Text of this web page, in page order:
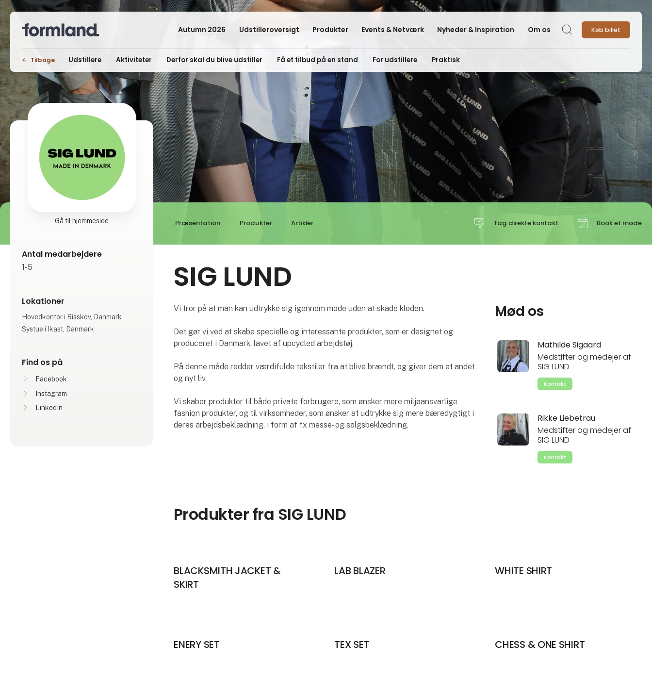
Autumn 2026 Udstilleroversigt Produkter Events & Netværk Nyheder & Inspiration Om os Søg Køb billet
Tilbage Udstillere Aktiviteter Derfor skal du blive udstiller Få et tilbud på en stand For udstillere Praktisk
Præsentation Produkter Artikler Tag direkte kontakt Book et møde
Gå til hjemmeside
Antal medarbejdere
1-5
Lokationer
Hovedkontor i Risskov, Danmark
Systue i Ikast, Danmark
Find os på
Facebook
Instagram
LinkedIn
SIG LUND
Vi tror på at man kan udtrykke sig igennem mode uden at skade kloden.
Det gør vi ved at skabe specielle og interessante produkter, som er designet og
produceret i Danmark, lavet af upcycled arbejdstøj.
På denne måde redder værdifulde tekstiler fra at blive brændt, og giver dem et andet
og nyt liv.
Vi skaber produkter til både private forbrugere, som ønsker mere miljøansvarlige
fashion produkter, og til virksomheder, som ønsker at udtrykke sig mere bæredygtigt i
deres arbejdsbeklædning, i form af fx messe- og salgsbeklædning.
Mød os
Mathilde Sigaard
Medstifter og medejer af
SIG LUND
Kontakt
Rikke Liebetrau
Medstifter og medejer af
SIG LUND
Kontakt
Produkter fra SIG LUND
BLACKSMITH JACKET &
SKIRT
LAB BLAZER WHITE SHIRT
ENERY SET TEX SET CHESS & ONE SHIRT